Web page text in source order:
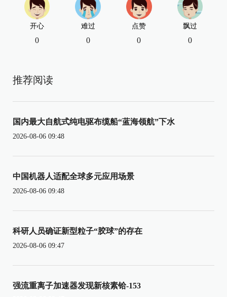
开心
0
难过
0
点赞
0
飘过
0
推荐阅读
国内最大自航式纯电驱布缆船“蓝海领航”下水
2026-08-06 09:48
中国机器人适配全球多元应用场景
2026-08-06 09:48
科研人员确证新型粒子“胶球”的存在
2026-08-06 09:47
强流重离子加速器发现新核素铪-153